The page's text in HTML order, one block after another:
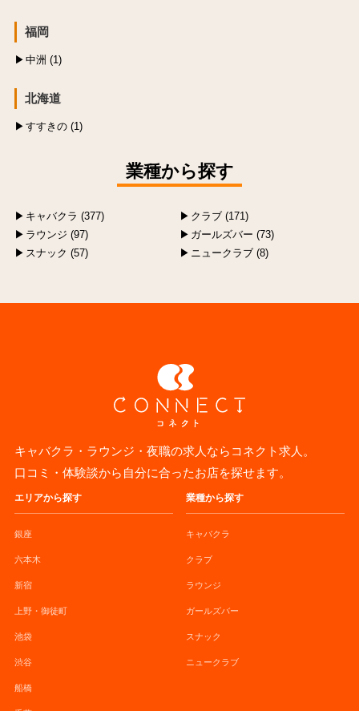
福岡
中洲 (1)
北海道
すすきの (1)
業種から探す
キャバクラ (377)
クラブ (171)
ラウンジ (97)
ガールズバー (73)
スナック (57)
ニュークラブ (8)
キャバクラ・ラウンジ・夜職の求人ならコネクト求人。
口コミ・体験談から自分に合ったお店を探せます。
エリアから探す
銀座
六本木
新宿
上野・御徒町
池袋
渋谷
船橋
業種から探す
キャバクラ
クラブ
ラウンジ
ガールズバー
スナック
ニュークラブ